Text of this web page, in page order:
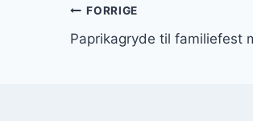
FORRIGE
Paprikagryde til familiefest